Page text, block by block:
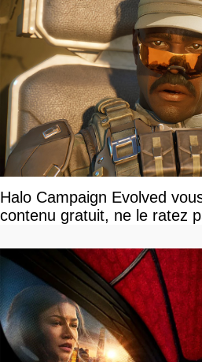
Halo Campaign Evolved
contenu gratuit, ne le ratez